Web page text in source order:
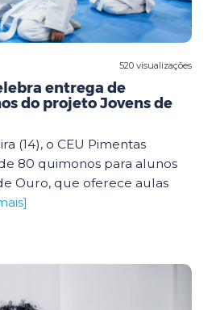
520 visualizações
entrega de
do projeto Jovens de
(14), o CEU Pimentas
80 quimonos para alunos
Ouro, que oferece aulas